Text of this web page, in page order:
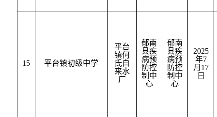
15 平台镇初级中学
平台
镇何
氏自
来水
厂
郁南
县疾
病预
防控
制中
心
郁南
县疾
病预
防控
制中
心
2025
年7
月 17
日